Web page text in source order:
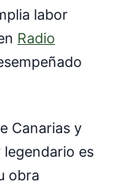
labor
Radio
Canarias y
legendario es
obra